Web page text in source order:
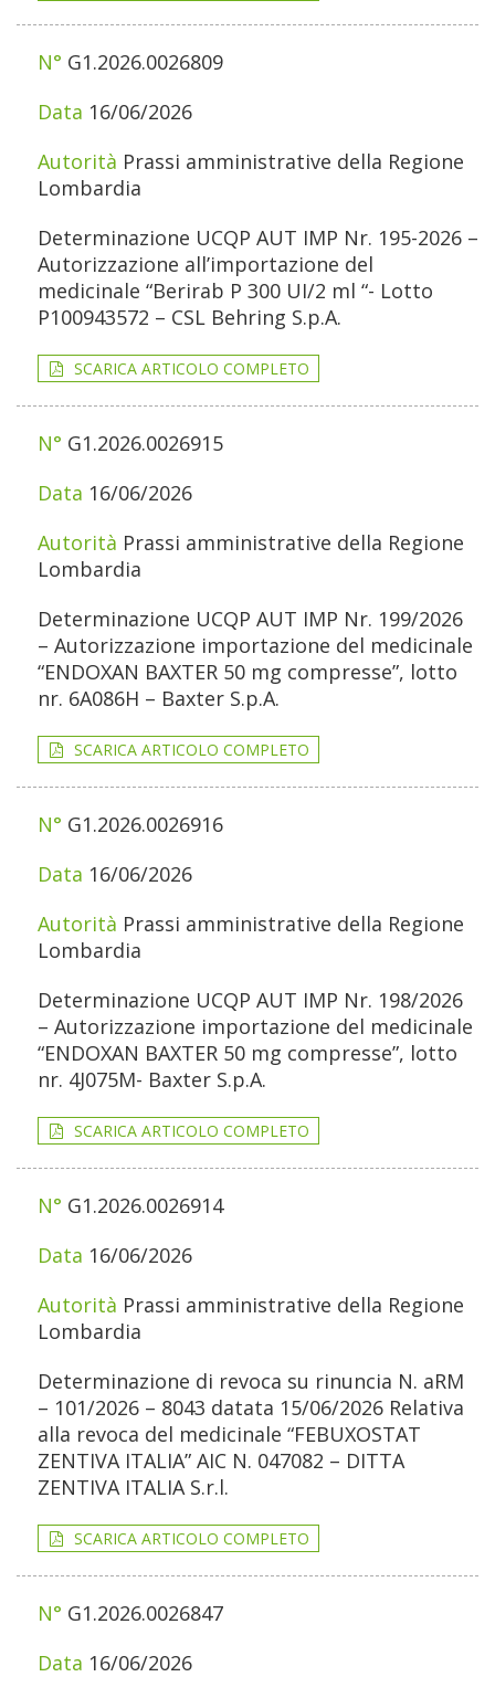
G1.2026.0026809
16/06/2026
Prassi amministrative della Regione
Lombardia
Determinazione UCQP AUT IMP Nr. 195-2026 –
Autorizzazione all’importazione del
medicinale “Berirab P 300 UI/2 ml “- Lotto
P100943572 – CSL Behring S.p.A.
SCARICA ARTICOLO COMPLETO
G1.2026.0026915
16/06/2026
Prassi amministrative della Regione
Lombardia
Determinazione UCQP AUT IMP Nr. 199/2026
– Autorizzazione importazione del medicinale
“ENDOXAN BAXTER 50 mg compresse”, lotto
nr. 6A086H – Baxter S.p.A.
SCARICA ARTICOLO COMPLETO
G1.2026.0026916
16/06/2026
Prassi amministrative della Regione
Lombardia
Determinazione UCQP AUT IMP Nr. 198/2026
– Autorizzazione importazione del medicinale
“ENDOXAN BAXTER 50 mg compresse”, lotto
nr. 4J075M- Baxter S.p.A.
SCARICA ARTICOLO COMPLETO
G1.2026.0026914
16/06/2026
Prassi amministrative della Regione
Lombardia
Determinazione di revoca su rinuncia N. aRM
– 101/2026 – 8043 datata 15/06/2026 Relativa
alla revoca del medicinale “FEBUXOSTAT
ZENTIVA ITALIA” AIC N. 047082 – DITTA
ZENTIVA ITALIA S.r.l.
SCARICA ARTICOLO COMPLETO
G1.2026.0026847
16/06/2026